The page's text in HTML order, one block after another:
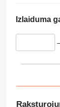
Izlaiduma